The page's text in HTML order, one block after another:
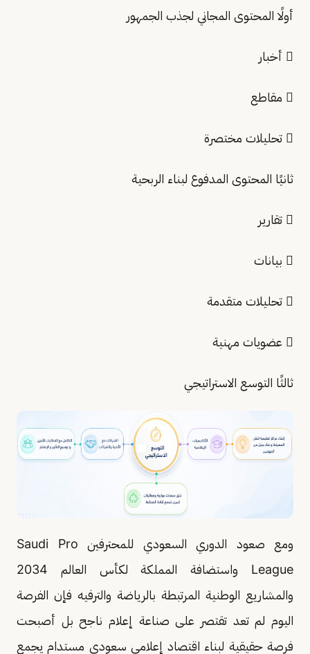
أولًا المحتوى المجاني لجذب الجمهور
 أخبار
 مقاطع
 تحليلات مختصرة
ثانيًا المحتوى المدفوع لبناء الربحية
 تقارير
 بيانات
 تحليلات متقدمة
 عضويات مهنية
ثالثًا التوسع الاستراتيجي
ومع صعود الدوري السعودي للمحترفين Saudi Pro
League واستضافة المملكة لكأس العالم 2034
والمشاريع الوطنية المرتبطة بالرياضة والترفيه فإن الفرصة
اليوم لم تعد تقتصر على صناعة إعلام ناجح بل أصبحت
فرصة حقيقية لبناء اقتصاد إعلامي سعودي مستدام يجمع